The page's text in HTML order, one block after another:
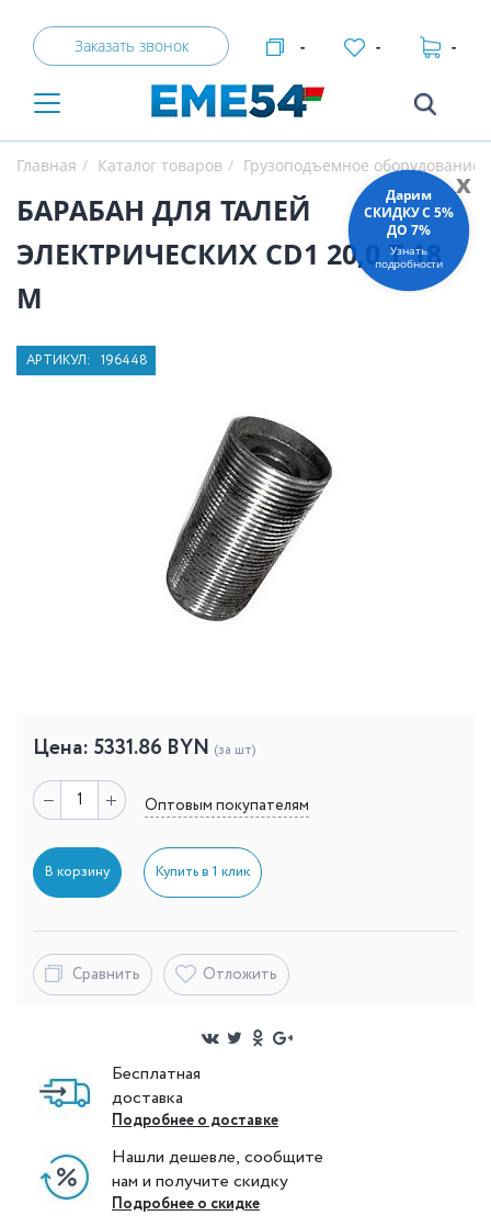
Заказать звонок - - -
Главная Каталог товаров Грузоподъемное оборудование
БАРАБАН ДЛЯ ТАЛЕЙ
ЭЛЕКТРИЧЕСКИХ CD1 20,0 Т 18
М
АРТИКУЛ: 196448
Цена: 5331.86 BYN (за шт)
Оптовым покупателям
В корзину Купить в 1 клик
Сравнить Отложить
Бесплатная
доставка
Подробнее о доставке
Нашли дешевле, сообщите
нам и получите скидку
Подробнее о скидке
x
Дарим
СКИДКУ C 5%
ДО 7%
Узнать
подробности